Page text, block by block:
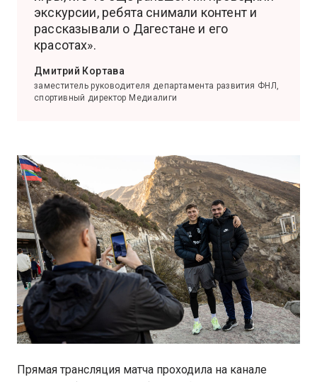
экскурсии, ребята снимали контент и
рассказывали о Дагестане и его
красотах».
Дмитрий Кортава
заместитель руководителя департамента развития ФНЛ,
спортивный директор Медиалиги
Прямая трансляция матча проходила на канале